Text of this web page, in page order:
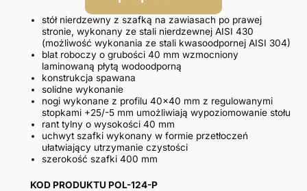
stół nierdzewny z szafką na zawiasach po prawej
stronie, wykonany ze stali nierdzewnej AISI 430
(możliwość wykonania ze stali kwasoodpornej AISI 304)
blat roboczy o grubości 40 mm wzmocniony
laminowaną płytą wodoodporną
konstrukcja spawana
solidne wykonanie
nogi wykonane z profilu 40×40 mm z regulowanymi
stopkami +25/-5 mm umożliwiają wypoziomowanie stołu
rant tylny o wysokości 40 mm
uchwyt szafki wykonany w formie przetłoczeń
ułatwiający utrzymanie czystości
szerokość szafki 400 mm
KOD PRODUKTU POL-124-P